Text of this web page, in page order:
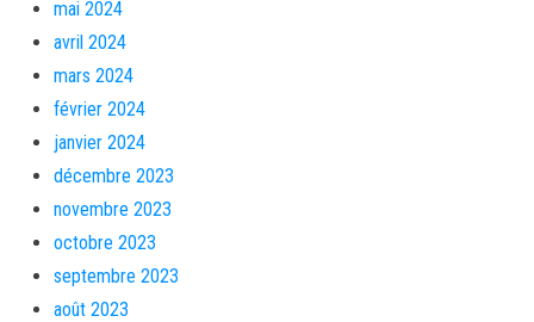
mai 2024
avril 2024
mars 2024
février 2024
janvier 2024
décembre 2023
novembre 2023
octobre 2023
septembre 2023
août 2023